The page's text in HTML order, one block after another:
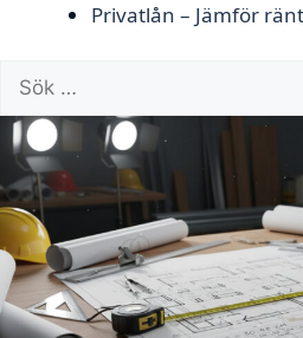
Privatlån – Jämför
Sök
efter: